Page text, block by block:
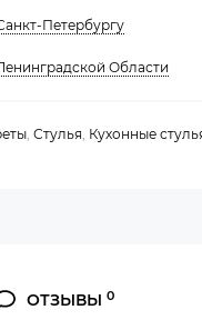
Петербургу
Области
Стулья Кухонные
ОТЗЫВЫ 0